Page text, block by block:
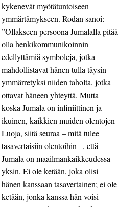
kykenevät myötätuntoiseen
ymmärtämykseen. Rodan sanoi:
”Ollakseen persoona Jumalalla pitää
olla henkikommunikoinnin
edellyttämiä symboleja, jotka
mahdollistavat hänen tulla täysin
ymmärretyksi niiden taholta, jotka
ottavat häneen yhteyttä. Mutta
koska Jumala on infiniittinen ja
ikuinen, kaikkien muiden olentojen
Luoja, siitä seuraa – mitä tulee
tasavertaisiin olentoihin –, että
Jumala on maailmankaikkeudessa
yksin. Ei ole ketään, joka olisi
hänen kanssaan tasavertainen; ei ole
ketään, jonka kanssa hän voisi